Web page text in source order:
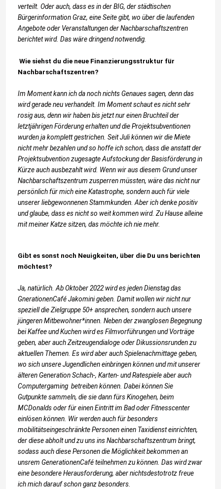
verteilt. Oder auch, dass es in der BIG, der städtischen
Bürgerinformation Graz, eine Seite gibt, wo über die laufenden
Angebote oder Veranstaltungen der Nachbarschaftszentren
berichtet wird. Das wäre dringend notwendig.
Wie siehst du die neue Finanzierungsstruktur für
Nachbarschaftszentren?
Im Moment kann ich da noch nichts Genaues sagen, denn das
wird gerade neu verhandelt. Im Moment schaut es nicht sehr
rosig aus, denn wir haben bis jetzt nur einen Bruchteil der
letztjährigen Förderung erhalten und die Projektsubventionen
wurden ja komplett gestrichen. Seit Juli können wir die Miete
nicht mehr bezahlen und so hoffe ich schon, dass die anstatt der
Projektsubvention zugesagte Aufstockung der Basisförderung in
Kürze auch ausbezahlt wird. Wenn wir aus diesem Grund unser
Nachbarschaftszentrum zusperren müssten, wäre das nicht nur
persönlich für mich eine Katastrophe, sondern auch für viele
unserer liebgewonnenen Stammkunden. Aber ich denke positiv
und glaube, dass es nicht so weit kommen wird. Zu Hause alleine
mit meiner Katze sitzen, das möchte ich nie mehr.
Gibt es sonst noch Neuigkeiten, über die Du uns berichten
möchtest?
Ja, natürlich. Ab Oktober 2022 wird es jeden Dienstag das
GnerationenCafé Jakomini geben. Damit wollen wir nicht nur
speziell die Zielgruppe 50+ ansprechen, sondern auch unsere
jüngeren Mitbewohner*innen. Neben der zwanglosen Begegnung
bei Kaffee und Kuchen wird es Filmvorführungen und Vorträge
geben, aber auch Zeitzeugendialoge oder Dikussionsrunden zu
aktuellen Themen. Es wird aber auch Spielenachmittage geben,
wo sich unsere Jugendlichen einbringen können und mit unserer
älteren Generation Schach-, Karten- und Ratespiele aber auch
Computergaming betreiben können. Dabei können Sie
Gutpunkte sammeln, die sie dann fürs Kinogehen, beim
MCDonalds oder für einen Eintritt im Bad oder Fitnesscenter
einlösen können. Wir werden auch für besonders
mobilitätseingeschränkte Personen einen Taxidienst einrichten,
der diese abholt und zu uns ins Nachbarschaftszentrum bringt,
sodass auch diese Personen die Möglichkeit bekommen an
unsrem GenerationenCafé teilnehmen zu können. Das wird zwar
eine besondere Herausforderung, aber nichtsdestotrotz freue
ich mich darauf schon ganz besonders.